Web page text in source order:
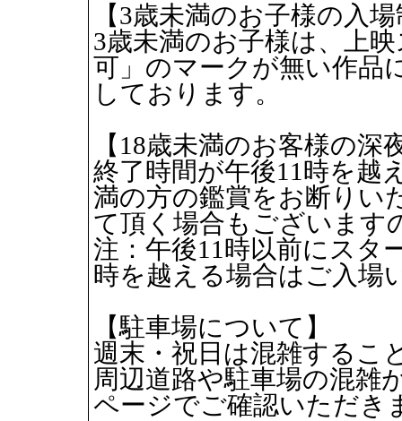
【3歳未満のお子様の入
3歳未満のお子様は、上
可」のマークが無い作品
しております。
【18歳未満のお客様の
終了時間が午後11時を越
満の方の鑑賞をお断りい
て頂く場合もございます
注：午後11時以前にスタ
時を越える場合はご入場
【駐車場について】
週末・祝日は混雑するこ
周辺道路や駐車場の混雑
ページでご確認いただき